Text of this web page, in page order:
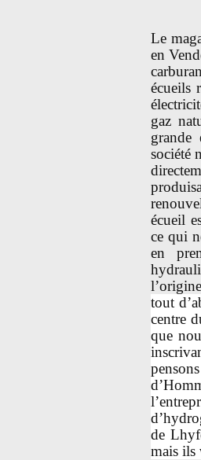
Le
en
écueils
gaz
grande
société
écueil
ce qui
en
tout
centre
que
de
mais ils